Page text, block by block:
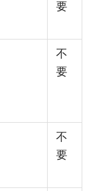
要
不
要
不
要